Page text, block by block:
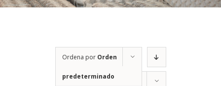
Ordena por Orden
predeterminado
Mostrar12 productos